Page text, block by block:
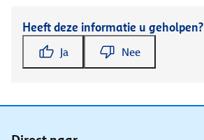
Heeft deze informatie u geholpen?
Ja Nee